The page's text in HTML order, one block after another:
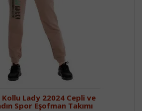
Lady 22024 Cepli ve
Spor Eşofman Takımı